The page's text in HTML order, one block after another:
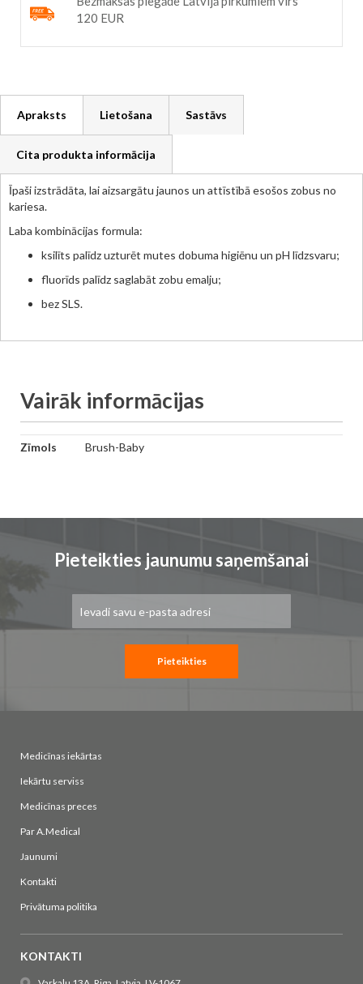
120 EUR
Apraksts Lietošana Sastāvs
Cita produkta informācija
Īpaši izstrādāta, lai aizsargātu jaunos un attīstībā esošos zobus no
kariesa.
Laba kombinācijas formula:
ksilīts palīdz uzturēt mutes dobuma higiēnu un pH līdzsvaru;
fluorīds palīdz saglabāt zobu emalju;
bez SLS.
Vairāk informācijas
Vairāk
Zīmols Brush-Baby
Pieteikties jaunumu saņemšanai
saņemšanai:
Pieteikties
Medicīnas iekārtas
Iekārtu serviss
Medicīnas preces
Par A.Medical
Jaunumi
Kontakti
Privātuma politika
KONTAKTI